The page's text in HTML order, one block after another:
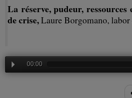
La réserve, pudeur,
de crise,Laure Borgomano, labor
00:00